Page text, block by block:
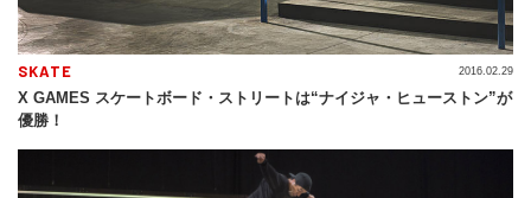
SKATE
X GAMES スケートボード・ストリートは“ナイジャ・ヒューストン”が
優勝！
2016.02.29